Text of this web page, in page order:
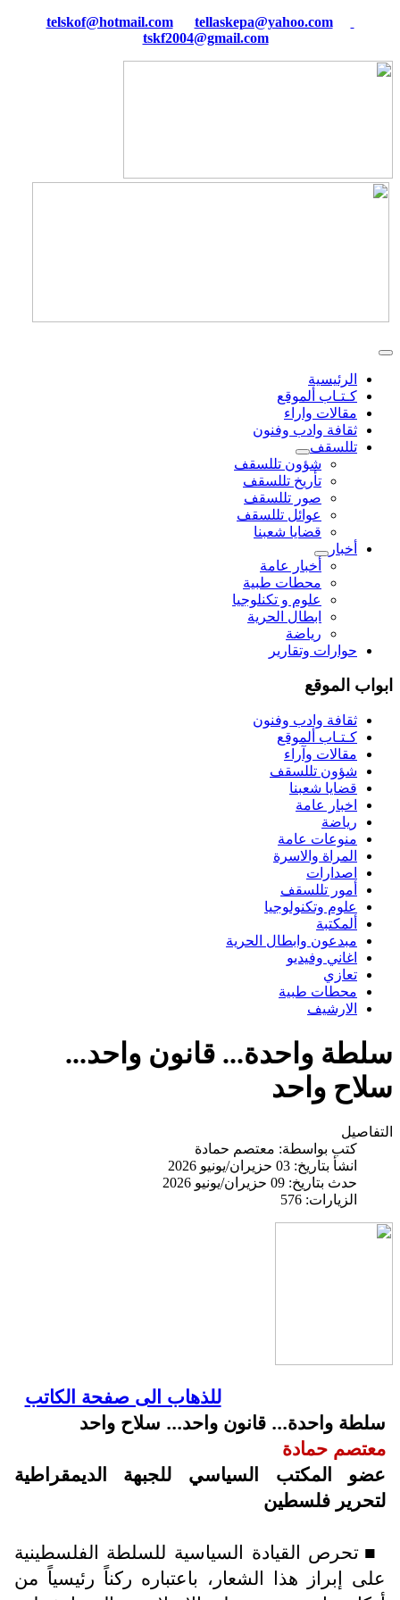
tellaskepa@yahoo.com
tskf2004@gmail.com
الرئيسية
كـتـاب ألموقع
مقالات واراء
ثقافة وادب وفنون
تللسقف
شؤون تللسقف
تأريخ تللسقف
صور تللسقف
عوائل تللسقف
قضايا شعبنا
أخبار
أخبار عامة
محطات طبية
علوم و تکنلوجیا
ابطال الحرية
رياضة
حوارات وتقارير
ابواب الموقع
ثقافة وادب وفنون
كـتـاب ألموقع
مقالات وآراء
شؤون تللسقف
قضايا شعبنا
اخبار عامة
رياضة
منوعات عامة
المراة والاسرة
اصدارات
أمور تللسقف
علوم وتكنولوجيا
ألمكتبة
مبدعون وابطال الحرية
اغاني وفيديو
تعازي
محطات طبية
الارشيف
سلطة واحدة... قانون واحد...
سلاح واحد
التفاصيل
كتب بواسطة: معتصم حمادة
انشأ بتاريخ: 03 حزيران/يونيو 2026
حدث بتاريخ: 09 حزيران/يونيو 2026
الزيارات: 576
للذهاب الى صفحة الكاتب
سلطة واحدة... قانون واحد... سلاح واحد
معتصم حمادة
عضو المكتب السياسي للجبهة الديمقراطية
لتحرير فلسطين
■ تحرص القيادة السياسية للسلطة الفلسطينية
على إبراز هذا الشعار، باعتباره ركناً رئيسياً من